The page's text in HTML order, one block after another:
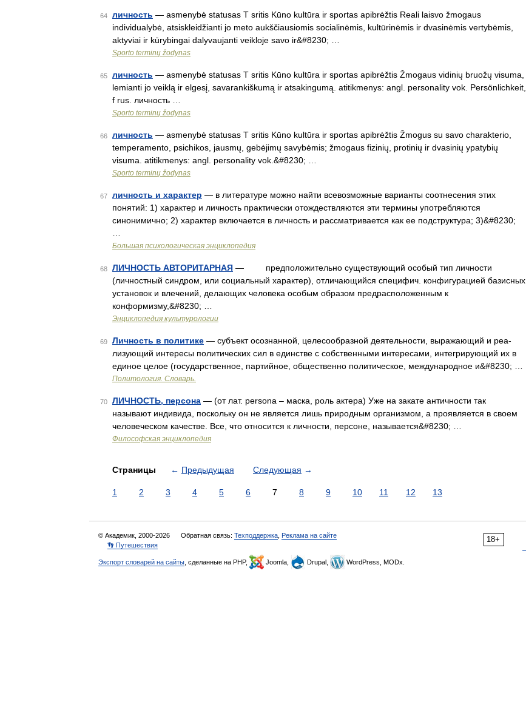
64 личность — asmenybė statusas T sritis Kūno kultūra ir sportas apibrėžtis Reali laisvo žmogaus
individualybė, atsiskleidžianti jo meto aukščiausiomis socialinėmis, kultūrinėmis ir dvasinėmis vertybėmis,
aktyviai ir kūrybingai dalyvaujanti veikloje savo ir&#8230; …
Sporto terminų žodynas
65 личность — asmenybė statusas T sritis Kūno kultūra ir sportas apibrėžtis Žmogaus vidinių bruožų visuma,
lemianti jo veiklą ir elgesį, savarankiškumą ir atsakingumą. atitikmenys: angl. personality vok. Persönlichkeit,
f rus. личность …
Sporto terminų žodynas
66 личность — asmenybė statusas T sritis Kūno kultūra ir sportas apibrėžtis Žmogus su savo charakterio,
temperamento, psichikos, jausmų, gebėjimų savybėmis; žmogaus fizinių, protinių ir dvasinių ypatybių
visuma. atitikmenys: angl. personality vok.&#8230; …
Sporto terminų žodynas
67 личность и характер — в литературе можно найти всевозможные варианты соотнесения этих
понятий: 1) характер и личность практически отождествляются эти термины употребляются
синонимично; 2) характер включается в личность и рассматривается как ее подструктура; 3)&#8230;
Большая психологическая энциклопедия
68 ЛИЧНОСТЬ АВТОРИТАРНАЯ — предположительно существующий особый тип личности
(личностный синдром, или социальный характер), отличающийся специфич. конфигурацией базисных
установок и влечений, делающих человека особым образом предрасположенным к
конформизму,&#8230; …
Энциклопедия культурологии
69 Личность в политике — субъект осознанной, целесообразной деятельности, выражающий и реа­
лизующий интересы политических сил в единстве с собственными интересами, интегрирующий их в
единое целое (государственное, партийное, общес­твенно политическое, международное и&#8230; …
Политология. Словарь.
70 ЛИЧНОСТЬ, персона — (от лат. persona – маска, роль актера) Уже на закате античности так
называют индивида, поскольку он не является лишь природным организмом, а проявляется в своем
человеческом качестве. Все, что относится к личности, персоне, называется&#8230; …
Философская энциклопедия
Страницы ← Предыдущая Следующая →
1 2 3 4 5 6 7 8 9 10 11 12 13
18+
© Академик, 2000-2026 Обратная связь: Техподдержка Реклама на сайте
👣 Путешествия
Экспорт словарей на сайты , сделанные на PHP, Joomla, Drupal, WordPress, MODx.